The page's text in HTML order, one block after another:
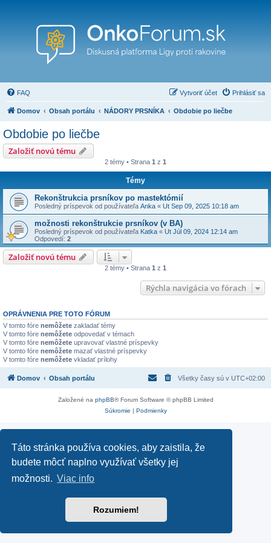
Táto stránka používa cookies, aby zaistila, že
budete môcť naplno využívať všetky jej
možnosti. Viac info
Rozumiem!
FAQ Prihlásiť sa
Vytvoriť účet
Domov Obsah portálu NÁDORY PRSNÍKA Obdobie po liečbe
Obdobie po liečbe
Založiť novú tému
2 témy • Strana 1 z 1
Témy
Rekonštrukcia prsníkov po mastektómií
Posledný príspevok od používateľa Anka « Ut Sep 09, 2025 10:18 am
možnosti rekonštrukcie prsníkov (v BA)
Posledný príspevok od používateľa Katka « Ut Júl 09, 2024 12:14 am
Odpovedí: 2
Založiť novú tému
2 témy • Strana 1 z 1
Rýchla navigácia vo fórach
OPRÁVNENIA PRE TOTO FÓRUM
V tomto fóre nemôžete zakladať témy
V tomto fóre nemôžete odpovedať v témach
V tomto fóre nemôžete upravovať vlastné príspevky
V tomto fóre nemôžete mazať vlastné príspevky
V tomto fóre nemôžete vkladať prílohy
Domov Obsah portálu Všetky časy sú v UTC+02:00
Založené na phpBB® Forum Software © phpBB Limited
Súkromie | Podmienky